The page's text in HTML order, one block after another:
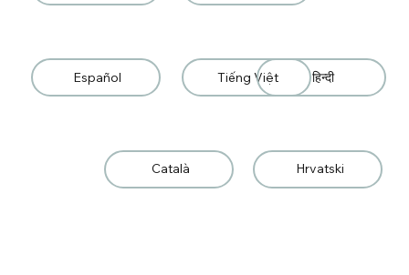
Español Tiếng Việt हिन्दी
Català Hrvatski